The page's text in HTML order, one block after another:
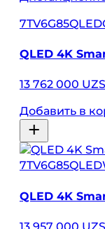
QLED 4K
13 762 000 UZS
Добавить в
QLED 4K